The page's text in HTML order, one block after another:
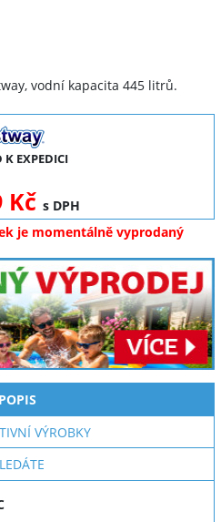
vodní kapacita 445 litrů.
K EXPEDICI
Kč s DPH
je momentálně vyprodaný
POPIS
VÝROBKY